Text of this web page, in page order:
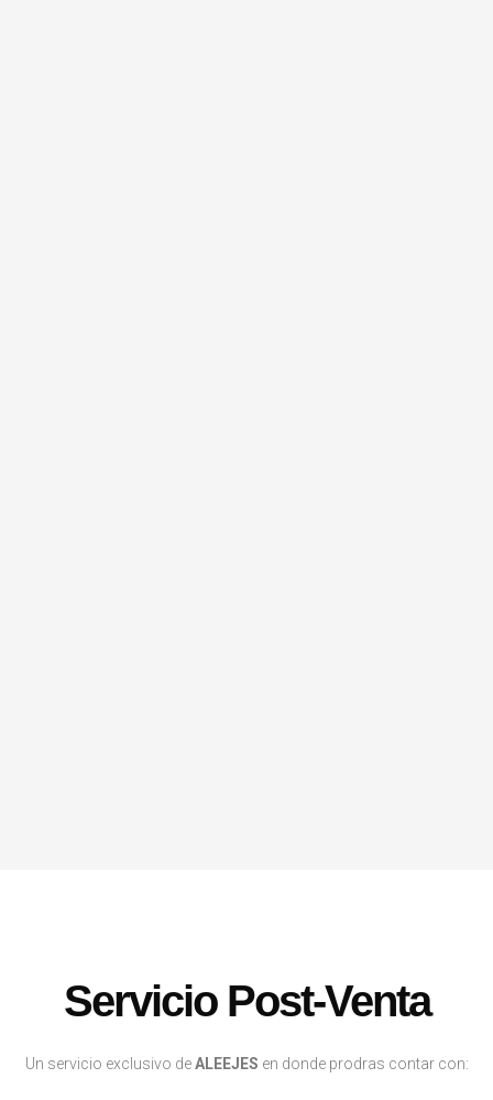
Servicio Post-Venta
Un servicio exclusivo deALEEJES en donde prodras contar con: